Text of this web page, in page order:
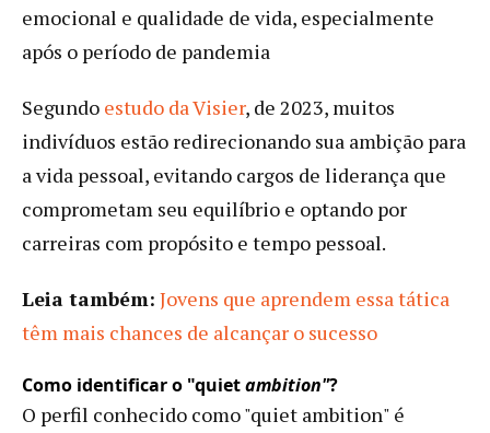
emocional e qualidade de vida, especialmente
após o período de pandemia
Segundo estudo da Visier, de 2023, muitos
indivíduos estão redirecionando sua ambição para
a vida pessoal, evitando cargos de liderança que
comprometam seu equilíbrio e optando por
carreiras com propósito e tempo pessoal.
Leia também: Jovens que aprendem essa tática
têm mais chances de alcançar o sucesso
Como identificar o "quietambition"?
O perfil conhecido como "quiet ambition" é